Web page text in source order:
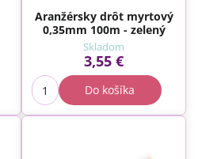
Aranžérsky drôt myrtový
0,35mm 100m - zelený
Skladom
3,55 €
Do košíka